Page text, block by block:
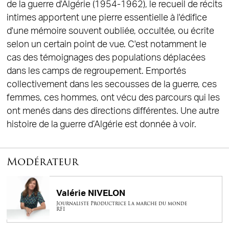
de la guerre d'Algérie (1954-1962), le recueil de récits
intimes apportent une pierre essentielle à l'édifice
d'une mémoire souvent oubliée, occultée, ou écrite
selon un certain point de vue. C'est notamment le
cas des témoignages des populations déplacées
dans les camps de regroupement. Emportés
collectivement dans les secousses de la guerre, ces
femmes, ces hommes, ont vécu des parcours qui les
ont menés dans des directions différentes. Une autre
histoire de la guerre d’Algérie est donnée à voir.
Modérateur
Valérie NIVELON
Journaliste Productrice La marche du monde
RFI